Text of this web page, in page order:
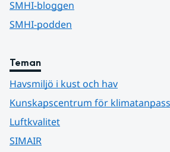
SMHI-bloggen
SMHI-podden
Teman
Havsmiljö i kust och hav
Kunskapscentrum för
Luftkvalitet
SIMAIR